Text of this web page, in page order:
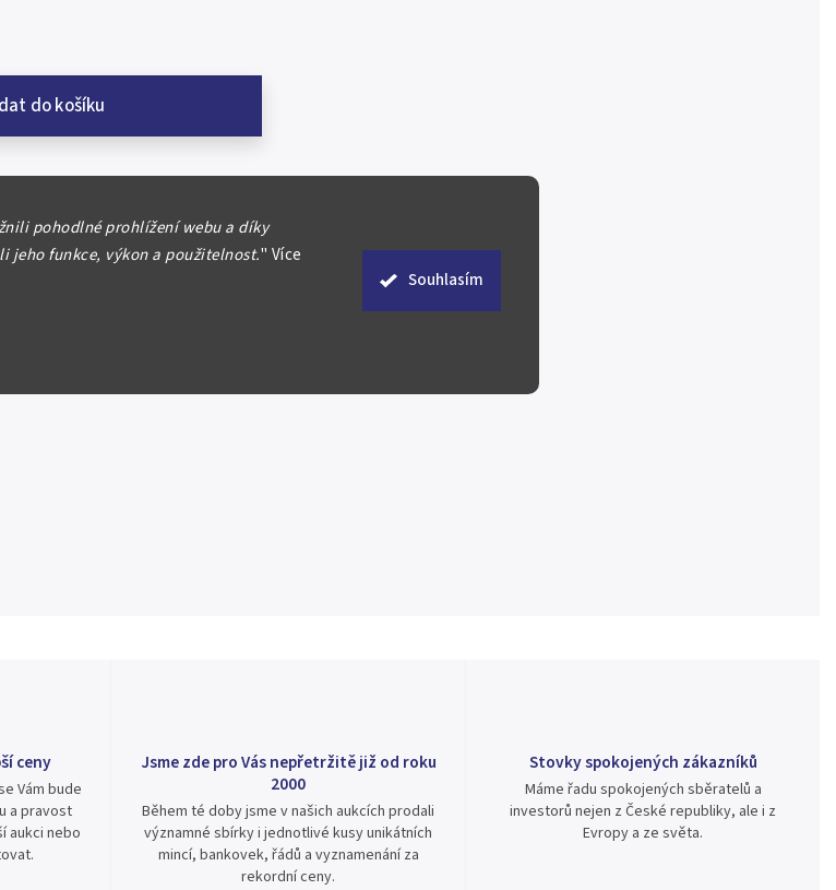
pohodlné prohlížení webu a díky
jeho funkce, výkon a použitelnost." Více
Souhlasím
do košíku
(1939 - 1945)
grafická unie, série G,
ceny
Vám bude
a pravost
aukci nebo
Jsme zde pro Vás nepřetržitě již od roku
2000
Během té doby jsme v našich aukcích prodali
významné sbírky i jednotlivé kusy unikátních
mincí, bankovek, řádů a vyznamenání za
rekordní ceny.
Stovky spokojených zákazníků
Máme řadu spokojených sběratelů a
investorů nejen z České republiky, ale i z
Evropy a ze světa.